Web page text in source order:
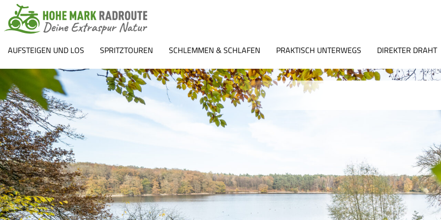
AUFSTEIGEN UND LOS SPRITZTOUREN SCHLEMMEN & SCHLAFEN PRAKTISCH UNTERWEGS DIREKTER DRAHT